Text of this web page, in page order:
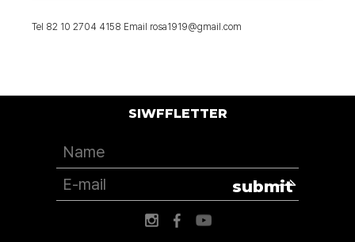
Tel 82 10 2704 4158 Email rosa1919@gmail.com
SIWFFLETTER
submit